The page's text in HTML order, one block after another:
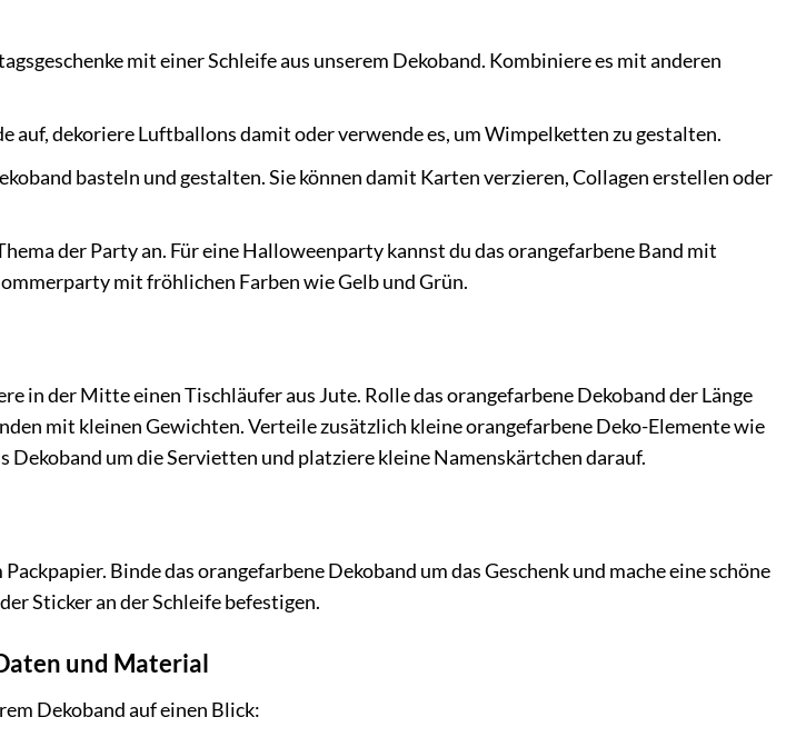
mit einer Schleife aus unserem Dekoband. Kombiniere es mit anderen
auf, dekoriere Luftballons damit oder verwende es, um Wimpelketten zu gestalten.
basteln und gestalten. Sie können damit Karten verzieren, Collagen erstellen oder
der Party an. Für eine Halloweenparty kannst du das orangefarbene Band mit
mit fröhlichen Farben wie Gelb und Grün.
in der Mitte einen Tischläufer aus Jute. Rolle das orangefarbene Dekoband der Länge
mit kleinen Gewichten. Verteile zusätzlich kleine orangefarbene Deko-Elemente wie
Dekoband um die Servietten und platziere kleine Namenskärtchen darauf.
Binde das orangefarbene Dekoband um das Geschenk und mache eine schöne
Sticker an der Schleife befestigen.
und Material
Dekoband auf einen Blick: